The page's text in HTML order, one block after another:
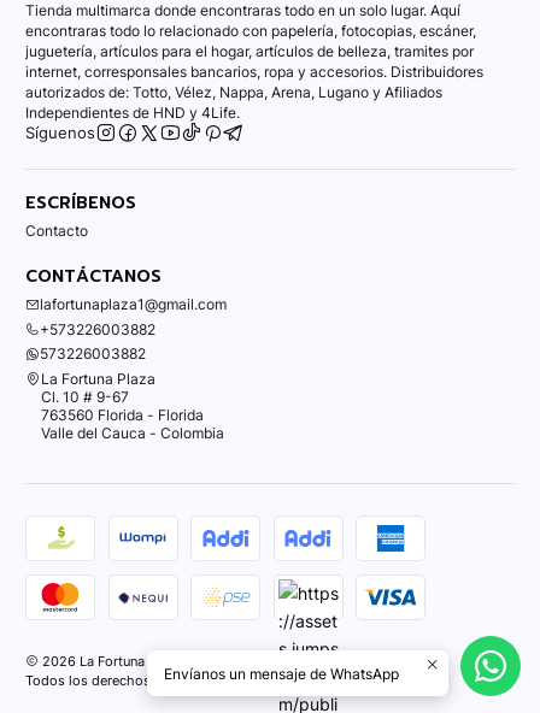
Tienda multimarca donde encontraras todo en un solo lugar. Aquí
encontraras todo lo relacionado con papelería, fotocopias, escáner,
juguetería, artículos para el hogar, artículos de belleza, tramites por
internet, corresponsales bancarios, ropa y accesorios. Distribuidores
autorizados de: Totto, Vélez, Nappa, Arena, Lugano y Afiliados
Independientes de HND y 4Life.
Síguenos
ESCRÍBENOS
Contacto
CONTÁCTANOS
lafortunaplaza1@gmail.com
+573226003882
573226003882
La Fortuna Plaza
Cl. 10 # 9-67
763560 Florida - Florida
Valle del Cauca - Colombia
2026 La Fortuna Plaza.
Todos los derechos reservados.Desarrollado por Jumpseller
Envíanos un mensaje de WhatsApp